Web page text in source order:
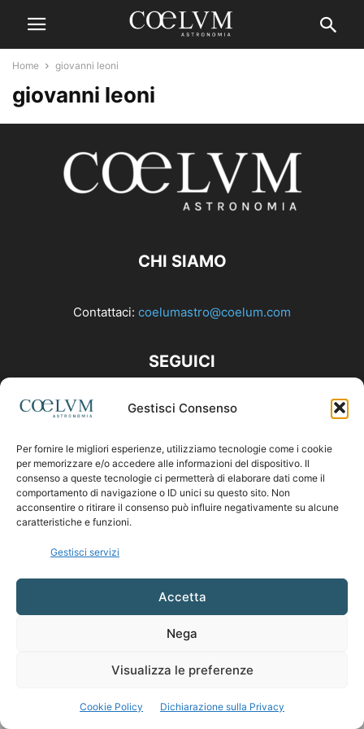
Gestisci Consenso
Per fornire le migliori esperienze, utilizziamo tecnologie come i cookie
per memorizzare e/o accedere alle informazioni del dispositivo. Il
consenso a queste tecnologie ci permetterà di elaborare dati come il
comportamento di navigazione o ID unici su questo sito. Non
acconsentire o ritirare il consenso può influire negativamente su alcune
caratteristiche e funzioni.
Gestisci servizi
Accetta
Nega
Visualizza le preferenze
Cookie Policy Dichiarazione sulla Privacy
Home giovanni leoni
giovanni leoni
CHI SIAMO
Contattaci: coelumastro@coelum.com
SEGUICI